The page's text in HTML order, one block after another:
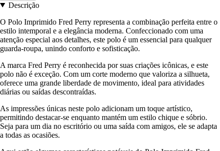
Descrição
O Polo Imprimido Fred Perry representa a combinação perfeita entre o
estilo intemporal e a elegância moderna. Confeccionado com uma
atenção especial aos detalhes, este polo é um essencial para qualquer
guarda-roupa, unindo conforto e sofisticação.
A marca Fred Perry é reconhecida por suas criações icônicas, e este
polo não é exceção. Com um corte moderno que valoriza a silhueta,
oferece uma grande liberdade de movimento, ideal para atividades
diárias ou saídas descontraídas.
As impressões únicas neste polo adicionam um toque artístico,
permitindo destacar-se enquanto mantém um estilo chique e sóbrio.
Seja para um dia no escritório ou uma saída com amigos, ele se adapta
a todas as ocasiões.